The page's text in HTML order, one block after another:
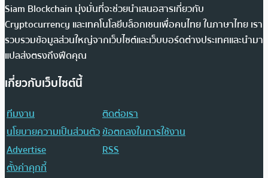
Siam Blockchain มุ่งมั่นที่จะช่วยนำเสนอสารเกี่ยวกับ
Cryptocurrency และเทคโนโลยีบล็อกเชนเพื่อคนไทย ในภาษาไทย เรา
รวบรวมข้อมูลส่วนใหญ่จากเว็บไซต์และเว็บบอร์ดต่างประเทศและนำมา
แปลส่งตรงถึงฟีดคุณ
เกี่ยวกับเว็บไซต์นี้
ทีมงาน
ติดต่อเรา
นโยบายความเป็นส่วนตัวข้อตกลงในการใช้งาน
Advertise
RSS
ตั้งค่าคุกกี้